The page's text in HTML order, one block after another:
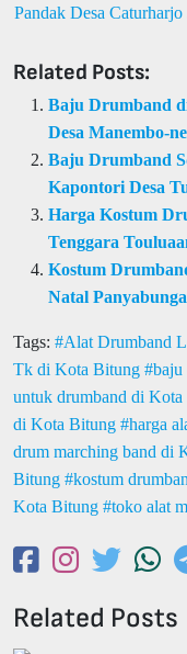
Related Posts:
Baju Drumband
Desa Manembo-
Baju Drumband
Kapontori Desa
Harga Kostum
Tenggara
Kostum
Natal
Tags: Alat Drumband
Tk di Kota Bitung
untuk drumband di
di Kota Bitung
harga
drum marching band di
Bitung
kostum
Kota Bitung
toko alat
Related Posts